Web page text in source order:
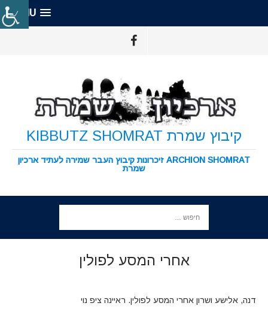
MENU
קיבוץ שמרת KIBBUTZ SHOMRAT
ARCHION SHOMRAT זיכרונות קיבוץ העבר שמירה לעתיד ארכיון
שמרת
אחרי המסע לפולין
דנה, אלישע ושרון אחרי המסע לפולין. ראיינה ציפ נוי